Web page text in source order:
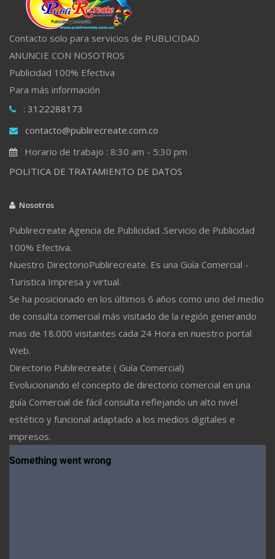
Contacto solo para servicios de PUBLICIDAD
ANUNCIE CON NOSOTROS
Publicidad 100% Efectiva
Para más información
: 3122288173
contacto@publirecreate.com.co
Horario de trabajo : 8:30 am - 5:30 pm
POLITICA DE TRATAMIENTO DE DATOS
Nosotros
Publirecreate Agencia de Publicidad .Servicio de Publicidad
100% Efectiva.
Nuestro DirectorioPublirecreate. Es una Guía Comercial -
Turistica Impresa y virtual.
Se ha posicionado en los últimos 6 años como uno del medio
de consulta comercial más visitado de la región generando
mas de 18.000 visitantes cada 24 Hora en nuestro portal
Web.
Directorio Publirecreate ( Guía Comercial)
Evolucionando el concepto de directorio comercial en una
guía Comercial de fácil consulta reflejando un alto nivel
estético y funcional adaptado a los medios digitales e
impresos.